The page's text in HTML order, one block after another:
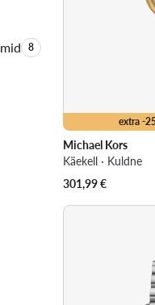
Toodete arv:
8
extra -
Michael Kors
Käekell · Kuldne
301,99€